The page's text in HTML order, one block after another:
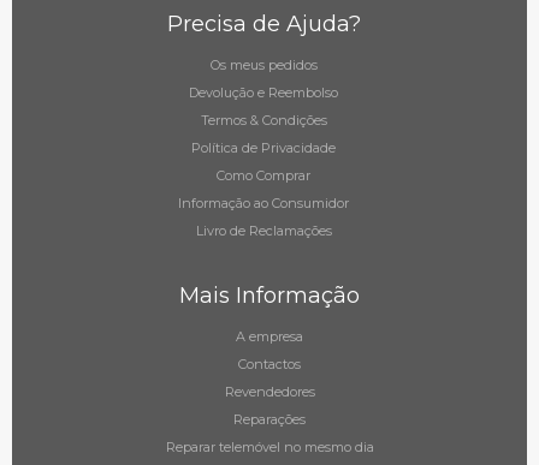
Precisa de Ajuda?
Os meus pedidos
Devolução e Reembolso
Termos & Condições
Política de Privacidade
Como Comprar
Informação ao Consumidor
Livro de Reclamações
Mais Informação
A empresa
Contactos
Revendedores
Reparações
Reparar telemóvel no mesmo dia